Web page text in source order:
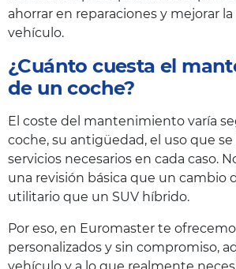
ahorrar en reparaciones y mejorar
vehículo.
¿Cuánto cuesta el
de un coche?
El coste del mantenimiento varía
coche, su antigüedad, el uso que se
servicios necesarios en cada caso.
una revisión básica que un cambio
utilitario que un SUV híbrido.
Por eso, en Euromaster te
personalizados y sin compromiso,